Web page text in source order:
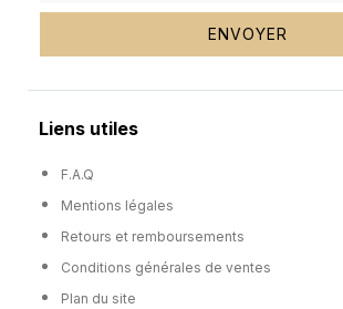
ENVOYER
Liens utiles
F.A.Q
Mentions légales
Retours et remboursements
Conditions générales de ventes
Plan du site